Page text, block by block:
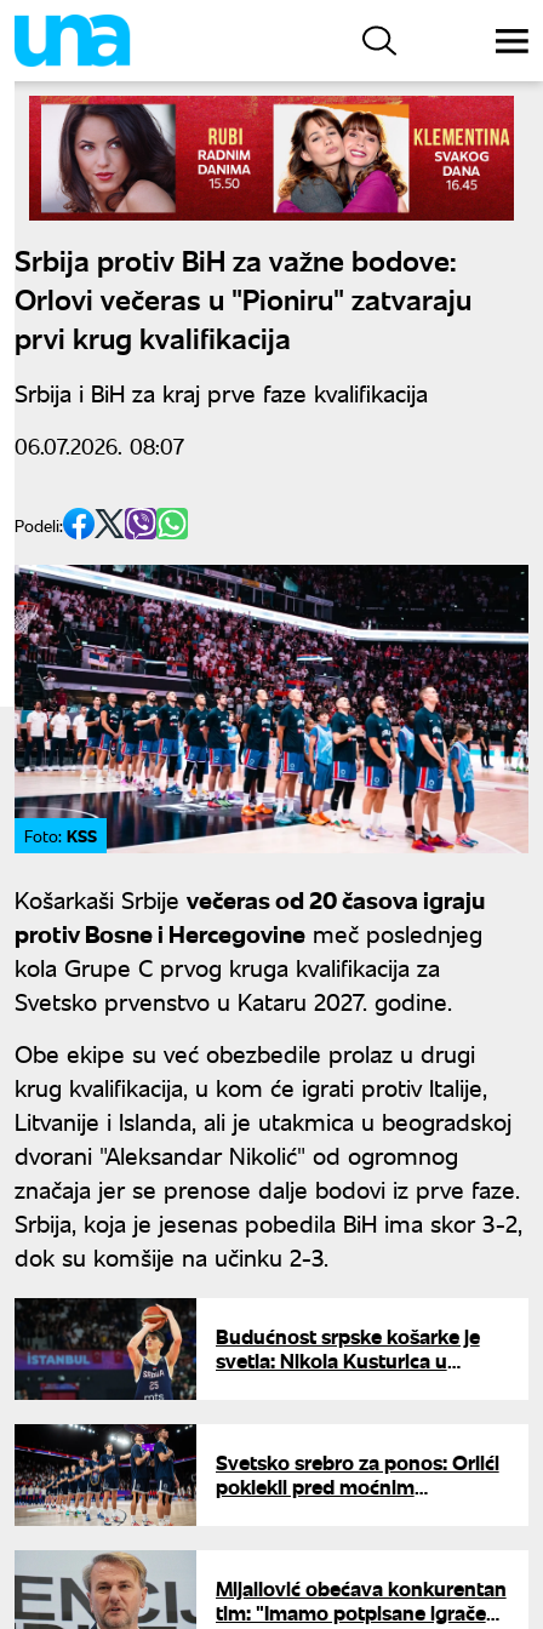
Srbija protiv BiH za važne bodove:
Orlovi večeras u "Pioniru" zatvaraju
prvi krug kvalifikacija
Srbija i BiH za kraj prve faze kvalifikacija
06.07.2026. 08:07
Podeli:
Foto: KSS
Košarkaši Srbije večeras od 20 časova igraju
protiv Bosne i Hercegovine meč poslednjeg
kola Grupe C prvog kruga kvalifikacija za
Svetsko prvenstvo u Kataru 2027. godine.
Obe ekipe su već obezbedile prolaz u drugi
krug kvalifikacija, u kom će igrati protiv Italije,
Litvanije i Islanda, ali je utakmica u beogradskoj
dvorani "Aleksandar Nikolić" od ogromnog
značaja jer se prenose dalje bodovi iz prve faze.
Srbija, koja je jesenas pobedila BiH ima skor 3-2,
dok su komšije na učinku 2-3.
Budućnost srpske košarke je
svetla: Nikola Kusturica u
Svetsko srebro za ponos: Orlići
poklekli pred moćnim
Mijailović obećava konkurentan
tim: "Imamo potpisane igrače